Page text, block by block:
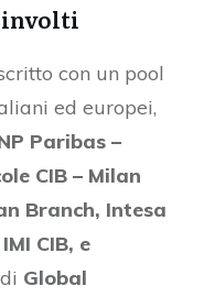
con un pool
ed europei,
Paribas –
CIB – Milan
Branch, Intesa
CIB, e
Global